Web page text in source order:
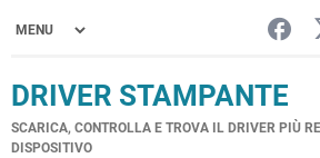
DRIVER STAMPANTE
SCARICA, CONTROLLA E TROVA IL DRIVER PIÙ
DISPOSITIVO